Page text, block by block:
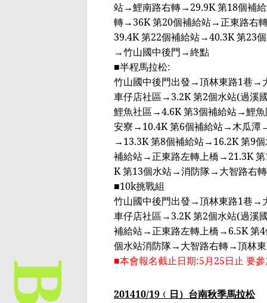
站→鯉南路右轉→29.9K第18個補
轉→36K第20個補給站→正東路右
39.4K第22個補給站→40.3K第23
→竹山國中後門→終點
■半程馬拉松:
竹山國中後門出發→頂林東路1巷→
車仔店社區→3.2K第2個水站(過溪
鯉魚社區→4.6K第3個補給站→鯉
安寮→10.4K第6個補給站→木瓜潭
→13.3K第8個補給站→16.2K第9
補給站→正東路左轉上橋→21.3K第
K第13個水站→消防隊→大智路右轉
■10k挑戰組
竹山國中後門出發→頂林東路1巷→
車仔店社區→3.2K第2個水站(過溪
補給站→正東路左轉上橋→6.5K第4
個水站消防隊→大智路右轉→頂林
■本會報名截止日期:5月25日止 要
201410/19 ﹙ 日） 台南秋季馬拉松